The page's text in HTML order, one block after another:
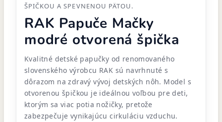
ŠPIČKOU A SPEVNENOU PÄTOU.
RAK Papuče Mačky
modré otvorená špička
Kvalitné detské papučky od renomovaného
slovenského výrobcu RAK sú navrhnuté s
dôrazom na zdravý vývoj detských nôh. Model s
otvorenou špičkou je ideálnou voľbou pre deti,
ktorým sa viac potia nožičky, pretože
zabezpečuje vynikajúcu cirkuláciu vzduchu.